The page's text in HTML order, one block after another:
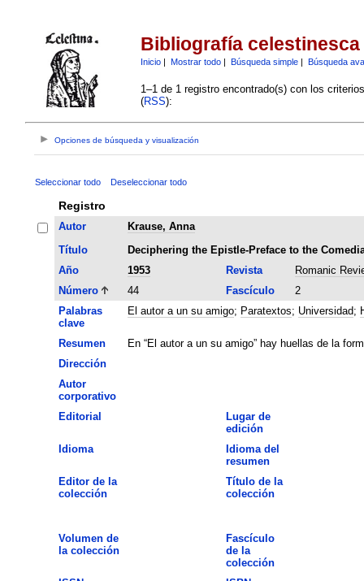
Bibliografía celestinesca
Inicio| Mostrar todo| Búsqueda simple| Búsqueda
1–1 de 1 registro encontrado(s) con los
(RSS):
Opciones de búsqueda y visualización
Seleccionar todo Deseleccionar todo
Registro
Autor
Krause, Anna
Título
Deciphering the Epistle-Preface to the
Año
1953 Revista
Romanic
Número
44 Fascículo
2
Palabras
clave
El autor a un su amigo; Paratextos; Universidad;
Resumen
En “El autor a un su amigo” hay huellas de la
Dirección
Autor
corporativo
Editorial
Lugar de
edición
Idioma
Idioma del
resumen
Editor de la
colección
Título de la
colección
Volumen de
la colección
Fascículo
de la
colección